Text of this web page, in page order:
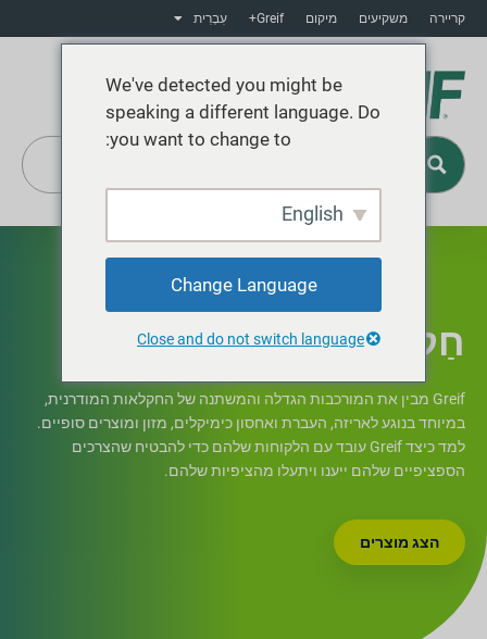
קריירה משקיעים מיקום Greif+ עִבְרִית
חַקלָאוּת
Greif מבין את המורכבות הגדלה והמשתנה של החקלאות המודרנית,
במיוחד בנוגע לאריזה, העברת ואחסון כימיקלים, מזון ומוצרים סופיים.
למד כיצד Greif עובד עם הלקוחות שלהם כדי להבטיח שהצרכים
הספציפיים שלהם ייענו ויתעלו מהציפיות שלהם.
הצג מוצרים
We've detected you might be
speaking a different language. Do
you want to change to:
English
Change Language
Close and do not switch language